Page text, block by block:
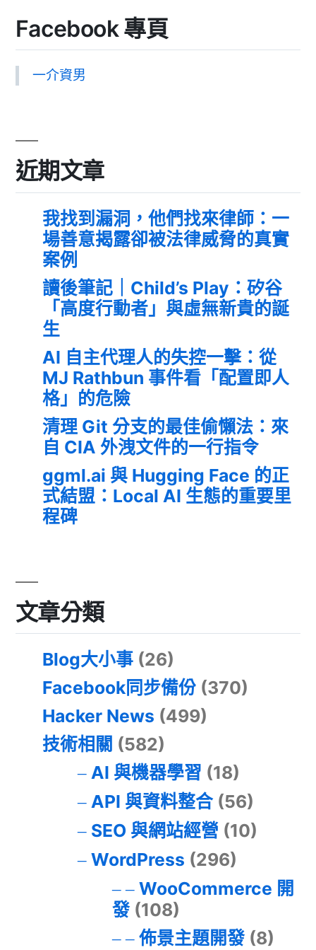
Facebook 專頁
一介資男
近期文章
我找到漏洞，他們找來律師：一
場善意揭露卻被法律威脅的真實
案例
讀後筆記｜Child’s Play：矽谷
「高度行動者」與虛無新貴的誕
生
AI 自主代理人的失控一擊：從
MJ Rathbun 事件看「配置即人
格」的危險
清理 Git 分支的最佳偷懶法：來
自 CIA 外洩文件的一行指令
ggml.ai 與 Hugging Face 的正
式結盟：Local AI 生態的重要里
程碑
文章分類
Blog大小事 (26)
Facebook同步備份 (370)
Hacker News (499)
技術相關 (582)
AI 與機器學習 (18)
API 與資料整合(56)
SEO 與網站經營 (10)
WordPress (296)
WooCommerce 開
發(108)
佈景主題開發(8)